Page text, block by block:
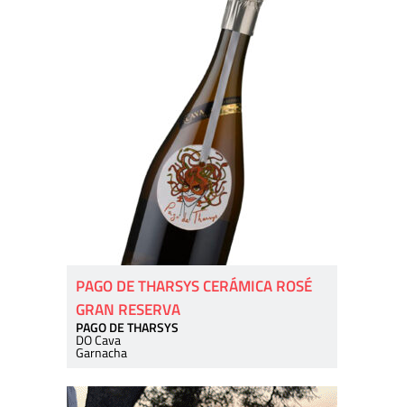
PAGO DE THARSYS CERÁMICA ROSÉ
GRAN RESERVA
PAGO DE THARSYS
DO Cava
Garnacha